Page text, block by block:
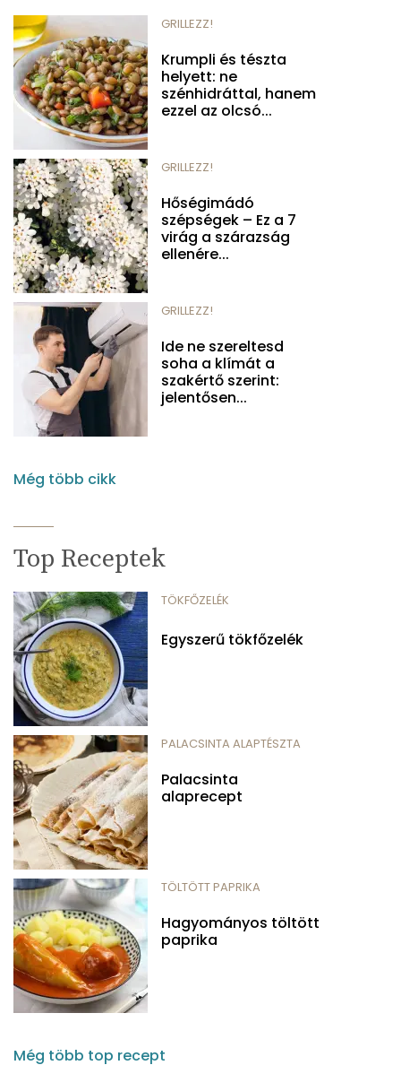
GRILLEZZ!
Krumpli és tészta
helyett: ne
szénhidráttal, hanem
ezzel az olcsó...
GRILLEZZ!
Hőségimádó
szépségek – Ez a 7
virág a szárazság
ellenére...
GRILLEZZ!
Ide ne szereltesd
soha a klímát a
szakértő szerint:
jelentősen...
Még több cikk
Top Receptek
TÖKFŐZELÉK
Egyszerű tökfőzelék
PALACSINTA ALAPTÉSZTA
Palacsinta
alaprecept
TÖLTÖTT PAPRIKA
Hagyományos töltött
paprika
Még több top recept